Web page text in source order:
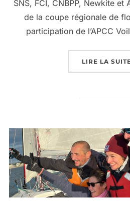
SNS, FCI, CNBPP, Newkite et
de la coupe régionale de
participation de l’APCC
LIRE LA